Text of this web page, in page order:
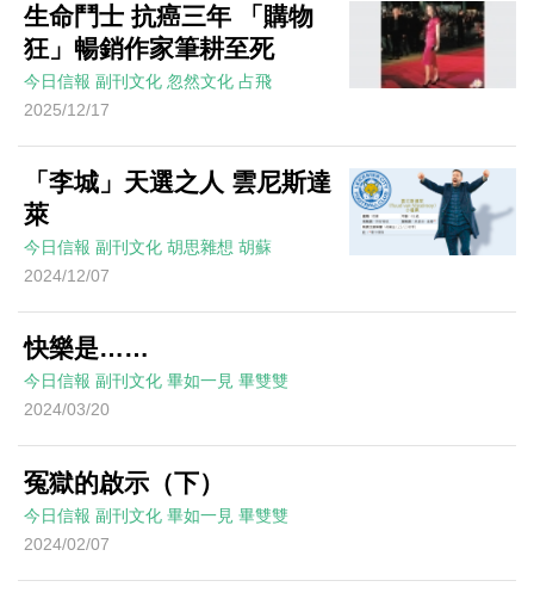
生命鬥士 抗癌三年 「購物
狂」暢銷作家筆耕至死
今日信報 副刊文化 忽然文化 占飛
2025/12/17
「李城」天選之人 雲尼斯達
萊
今日信報 副刊文化 胡思雜想 胡蘇
2024/12/07
快樂是……
今日信報 副刊文化 畢如一見 畢雙雙
2024/03/20
冤獄的啟示（下）
今日信報 副刊文化 畢如一見 畢雙雙
2024/02/07